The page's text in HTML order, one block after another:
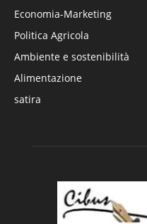
Economia-Marketing
Politica Agricola
Ambiente e sostenibilità
Alimentazione
satira